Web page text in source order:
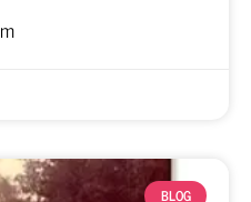
BLOG